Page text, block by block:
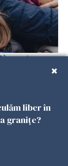
pentru
deveni
liber în
granițe?